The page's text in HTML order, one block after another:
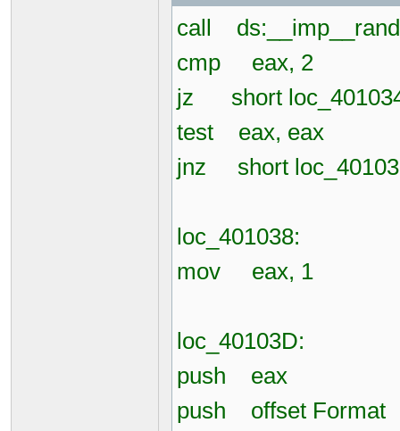
call ds:__imp__rand
cmp eax, 2
jz short
test eax, eax
jnz short
loc_401038:
mov eax, 1
loc_40103D:
push eax
push offset Format